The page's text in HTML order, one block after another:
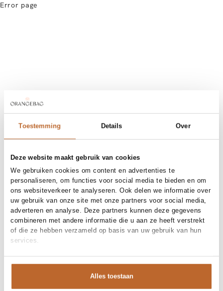
Toestemming Details Over
Deze website maakt gebruik van cookies
We gebruiken cookies om content en advertenties te
personaliseren, om functies voor social media te bieden en om
ons websiteverkeer te analyseren. Ook delen we informatie over
uw gebruik van onze site met onze partners voor social media,
adverteren en analyse. Deze partners kunnen deze gegevens
combineren met andere informatie die u aan ze heeft verstrekt
of die ze hebben verzameld op basis van uw gebruik van hun
services.
Alles toestaan
Error page